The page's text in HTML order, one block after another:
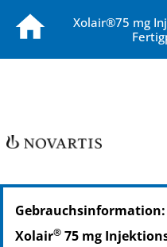
Xolair®75 mg
PZN: 18036808
PPN: 111803680803
NTIN: 04150180368080
Xolair® 75 mg